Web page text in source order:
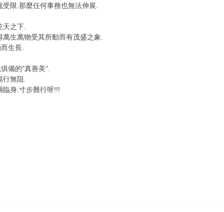
限.那麼任何事務也無法伸展.
之下.
生萬物受其所動而有茂盛之象.
生長.
備的"真善美".
無阻.
臨身.寸步難行呀!!!